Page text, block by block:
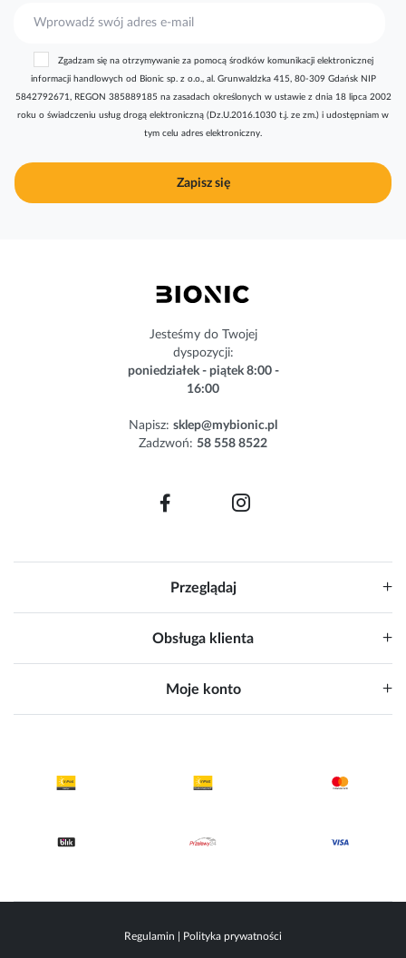
r
y
j
n
Zapisz się
Zgadzam się na otrzymywanie za pomocą środków komunikacji elektronicznej
informacji handlowych od Bionic sp. z o.o., al. Grunwaldzka 415, 80-309 Gdańsk NIP
5842792671, REGON 385889185 na zasadach określonych w ustawie z dnia 18 lipca 2002
roku o świadczeniu usług drogą elektroniczną (Dz.U.2016.1030 t.j. ze zm.) i udostępniam w
tym celu adres elektroniczny.
Jesteśmy do Twojej
dyspozycji:
poniedziałek - piątek 8:00 -
16:00
Napisz: sklep@mybionic.pl
Zadzwoń: 58 558 8522
Przeglądaj
Obsługa klienta
Moje konto
Regulamin Polityka prywatności